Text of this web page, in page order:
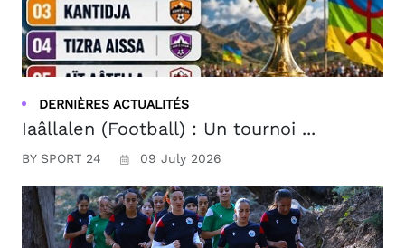
DERNIÈRES ACTUALITÉS
Iaâllalen (Football) : Un tournoi ...
BY SPORT 24 09 July 2026